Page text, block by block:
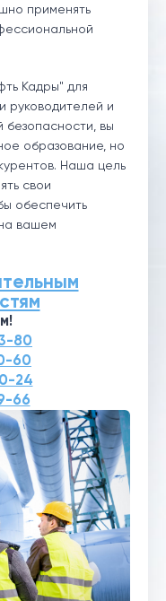
применять
Кадры" для
руководителей и
вы
образование, но
Наша цель
свои
обеспечить
вашем
80
60
24
66